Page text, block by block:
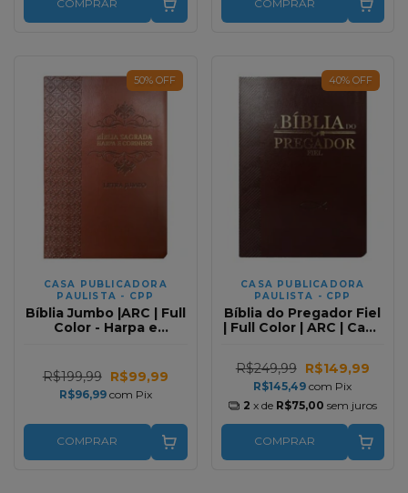
COMPRAR COMPRAR
50% OFF
CASA PUBLICADORA
PAULISTA - CPP
Bíblia Jumbo |ARC | Full
Color - Harpa e
R$199,99 R$99,99
R$96,99 com Pix
COMPRAR
40% OFF
CASA PUBLICADORA
PAULISTA - CPP
Bíblia do Pregador Fiel
| Full Color | ARC | Capa
R$249,99 R$149,99
R$145,49com Pix
2 x de R$75,00 sem juros
COMPRAR